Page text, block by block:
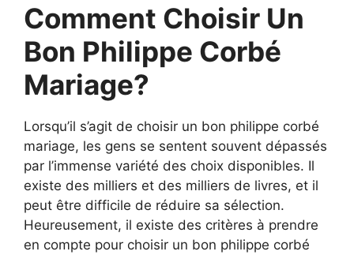
Comment Choisir Un
Bon Philippe Corbé
Mariage?
Lorsqu’il s’agit de choisir un bon philippe corbé
mariage, les gens se sentent souvent dépassés
par l’immense variété des choix disponibles. Il
existe des milliers et des milliers de livres, et il
peut être difficile de réduire sa sélection.
Heureusement, il existe des critères à prendre
en compte pour choisir un bon philippe corbé